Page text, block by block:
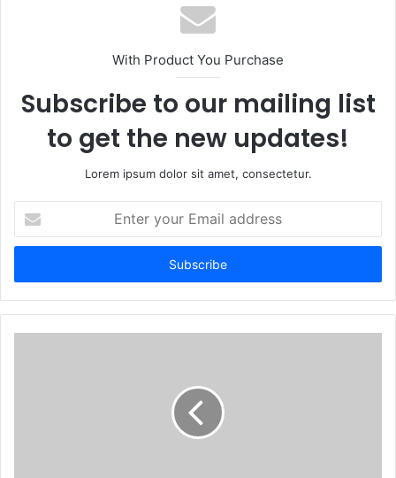
With Product You Purchase
Subscribe to our mailing list
to get the new updates!
Lorem ipsum dolor sit amet, consectetur.
your
Email